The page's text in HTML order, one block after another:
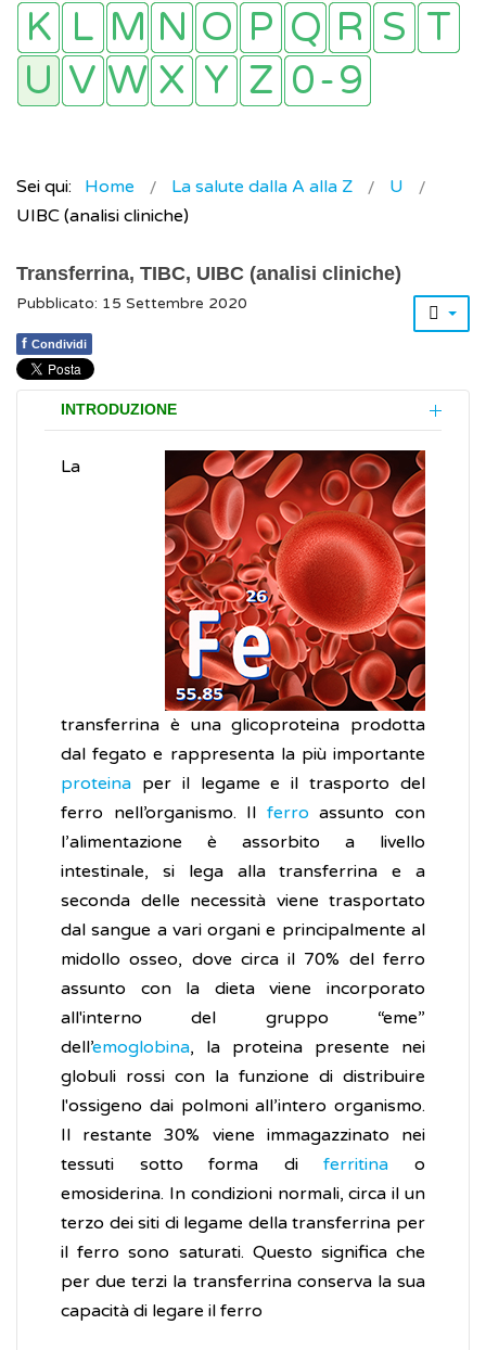
Sei qui: Home La salute dalla A alla Z
U
UIBC (analisi cliniche)
Transferrina, TIBC, UIBC (analisi cliniche)
Pubblicato: 15 Settembre 2020
f Condividi
INTRODUZIONE
La
transferrina è una glicoproteina prodotta
dal fegato e rappresenta la più importante
proteina per il legame e il trasporto del
ferro nell’organismo. Il ferro assunto con
l’alimentazione è assorbito a livello
intestinale, si lega alla transferrina e a
seconda delle necessità viene trasportato
dal sangue a vari organi e principalmente al
midollo osseo, dove circa il 70% del ferro
assunto con la dieta viene incorporato
all'interno del gruppo “eme”
dell’emoglobina, la proteina presente nei
globuli rossi con la funzione di distribuire
l'ossigeno dai polmoni all’intero organismo.
Il restante 30% viene immagazzinato nei
tessuti sotto forma diferritina o
emosiderina. In condizioni normali, circa il un
terzo dei siti di legame della transferrina per
il ferro sono saturati. Questo significa che
per due terzi la transferrina conserva la sua
capacità di legare il ferro